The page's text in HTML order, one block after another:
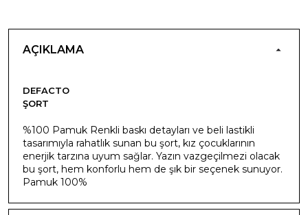
AÇIKLAMA
DEFACTO
ŞORT
%100 Pamuk Renkli baskı detayları ve beli lastikli
tasarımıyla rahatlık sunan bu şort, kız çocuklarının
enerjik tarzına uyum sağlar. Yazın vazgeçilmezi olacak
bu şort, hem konforlu hem de şık bir seçenek sunuyor.
Pamuk 100%